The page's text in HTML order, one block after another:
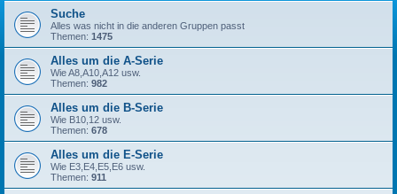
Suche
Alles was nicht in die anderen Gruppen passt
Themen: 1475
Alles um die A-Serie
Wie A8,A10,A12 usw.
Themen: 982
Alles um die B-Serie
Wie B10,12 usw.
Themen: 678
Alles um die E-Serie
Wie E3,E4,E5,E6 usw.
Themen: 911